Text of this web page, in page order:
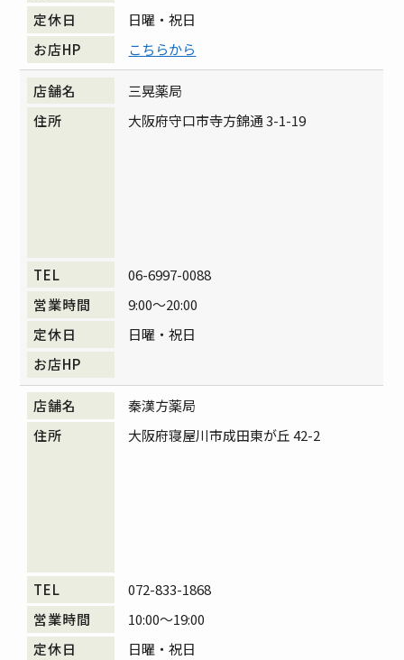
日曜・祝日
こちらから
三晃薬局
大阪府守口市寺方錦通 3-1-19
06-6997-0088
9:00～20:00
日曜・祝日
秦漢方薬局
大阪府寝屋川市成田東が丘 42-2
072-833-1868
10:00～19:00
日曜・祝日